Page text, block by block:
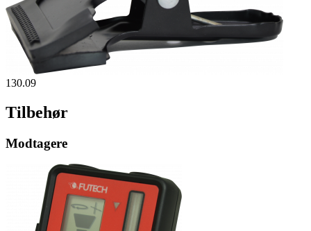
130.09
Tilbehør
Modtagere